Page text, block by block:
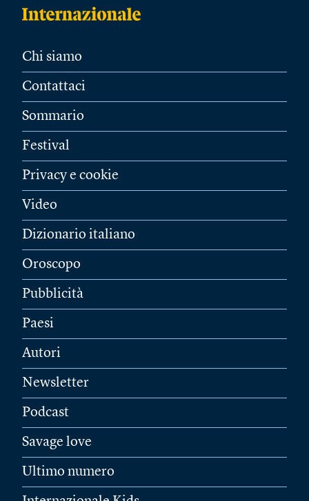
Chi siamo
Contattaci
Sommario
Festival
Privacy e cookie
Video
Dizionario italiano
Oroscopo
Pubblicità
Paesi
Autori
Newsletter
Podcast
Savage love
Ultimo numero